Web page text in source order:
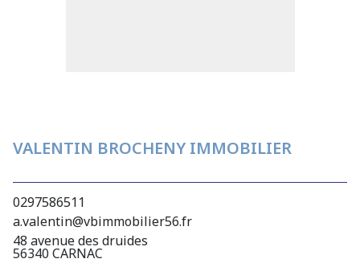
VALENTIN BROCHENY IMMOBILIER
0297586511
a.valentin@vbimmobilier56.fr
48 avenue des druides
56340 CARNAC